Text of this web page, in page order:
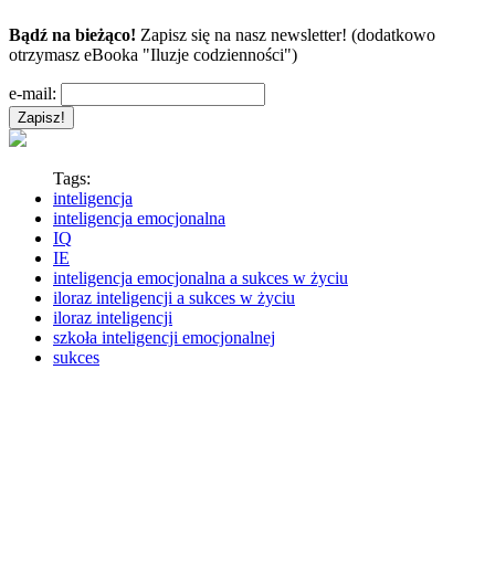
Bądź na bieżąco! Zapisz się na nasz newsletter! (dodatkowo
otrzymasz eBooka "Iluzje codzienności")
e-mail:
Tags:
inteligencja
inteligencja emocjonalna
IQ
IE
inteligencja emocjonalna a sukces w życiu
iloraz inteligencji a sukces w życiu
iloraz inteligencji
szkoła inteligencji emocjonalnej
sukces